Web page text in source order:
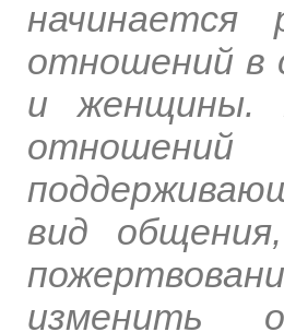
отношений в
и женщины.
вид
изменить